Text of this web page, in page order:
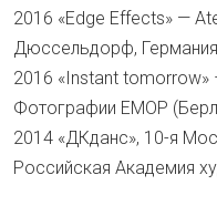
2016 «Edge Effects» —
Дюссельдорф, Германия
2016 «Instant
Фотографии EMOP
2014 «ДКданс», 10-я
Российская Академия